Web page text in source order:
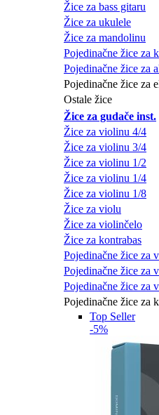
Žice za bass gitaru
Žice za ukulele
Žice za mandolinu
Pojedinačne žice za
Pojedinačne žice za
Pojedinačne žice za
Ostale žice
Žice za gudače inst.
Žice za violinu 4/4
Žice za violinu 3/4
Žice za violinu 1/2
Žice za violinu 1/4
Žice za violinu 1/8
Žice za violu
Žice za violinčelo
Žice za kontrabas
Pojedinačne žice za
Pojedinačne žice za
Pojedinačne žice za
Pojedinačne žice za
Top Seller
-5%